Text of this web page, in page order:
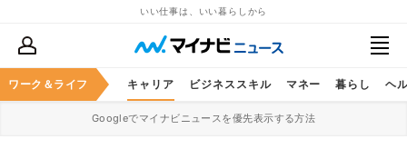
いい仕事は、いい暮らしから
ワーク＆ライフ キャリア ビジネススキル マネー 暮らし ヘ
Googleでマイナビニュースを優先表示する方法